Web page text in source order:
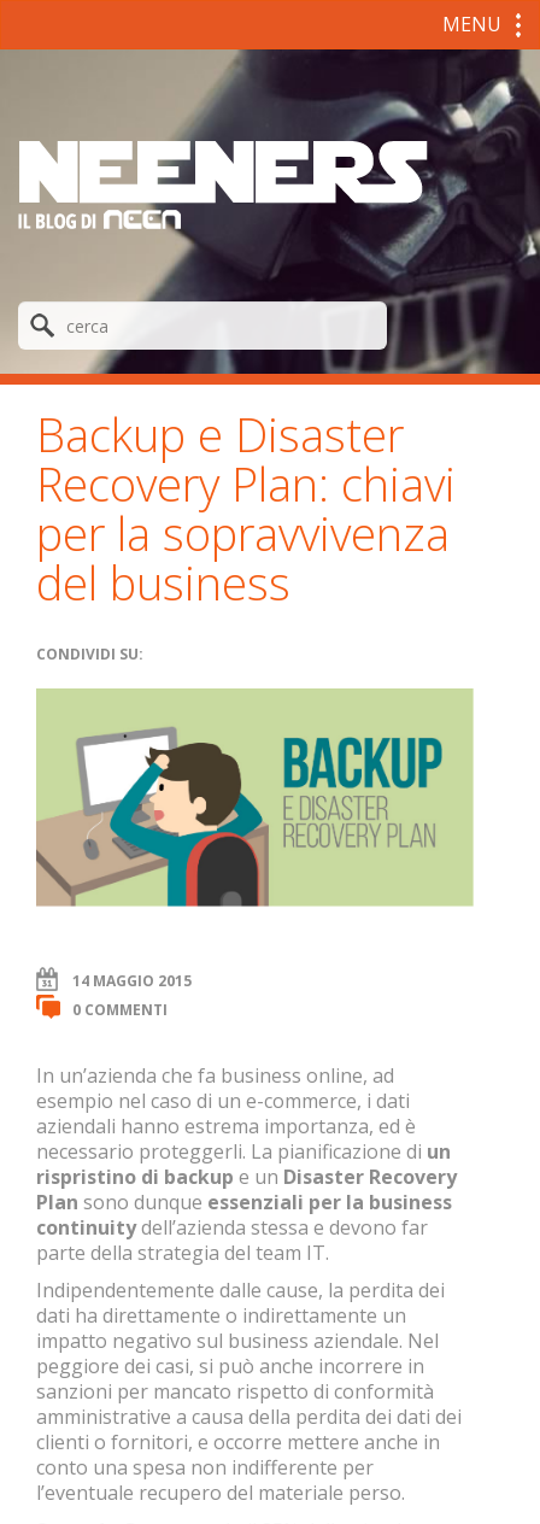
MENU
Backup e Disaster
Recovery Plan: chiavi
per la sopravvivenza
del business
CONDIVIDI SU:
14 MAGGIO 2015
0 COMMENTI
In un’azienda che fa business online, ad
esempio nel caso di un e-commerce, i dati
aziendali hanno estrema importanza, ed è
necessario proteggerli. La pianificazione di un
rispristino di backup e un Disaster Recovery
Plan sono dunque essenziali per la business
continuitydell’azienda stessa e devono far
parte della strategia del team IT.
Indipendentemente dalle cause, la perdita dei
dati ha direttamente o indirettamente un
impatto negativo sul business aziendale. Nel
peggiore dei casi, si può anche incorrere in
sanzioni per mancato rispetto di conformità
amministrative a causa della perdita dei dati dei
clienti o fornitori, e occorre mettere anche in
conto una spesa non indifferente per
l’eventuale recupero del materiale perso.